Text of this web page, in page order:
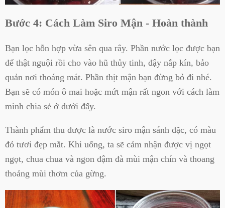
Bước 4: Cách Làm Siro Mận - Hoàn thành
Bạn lọc hỗn hợp vừa sên qua rây. Phần nước lọc được bạn
để thật nguội rồi cho vào hũ thủy tinh, đậy nắp kín, bảo
quản nơi thoáng mát. Phần thịt mận bạn đừng bỏ đi nhé.
Bạn sẽ có món ô mai hoặc mứt mận rất ngon với cách làm
mình chia sẻ ở dưới đấy.
Thành phẩm thu được là nước siro mận sánh đặc, có màu
đỏ tươi đẹp mắt. Khi uống, ta sẽ cảm nhận được vị ngọt
ngọt, chua chua và ngon đậm đà mùi mận chín và thoang
thoảng mùi thơm của gừng.